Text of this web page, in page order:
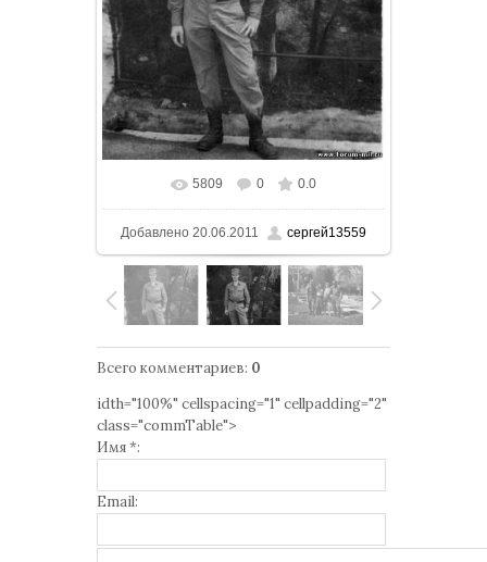
В реальном размере 530x708
5809 0 0.0
Добавлено 20.06.2011 сергей13559
Всего комментариев: 0
idth="100%" cellspacing="1" cellpadding="2"
class="commTable">
Имя *:
Email: